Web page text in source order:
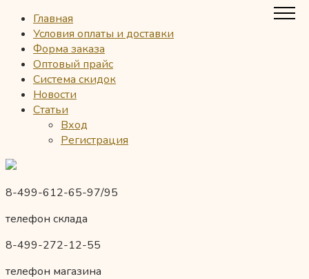
Главная
Условия оплаты и доставки
Форма заказа
Оптовый прайс
Система скидок
Новости
Статьи
Вход
Регистрация
8-499-612-65-97/95
телефон склада
8-499-272-12-55
телефон магазина